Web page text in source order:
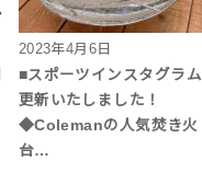
2023年4月6日
■スポーツインスタグラム
更新いたしました！
◆Colemanの人気焚き火
台…